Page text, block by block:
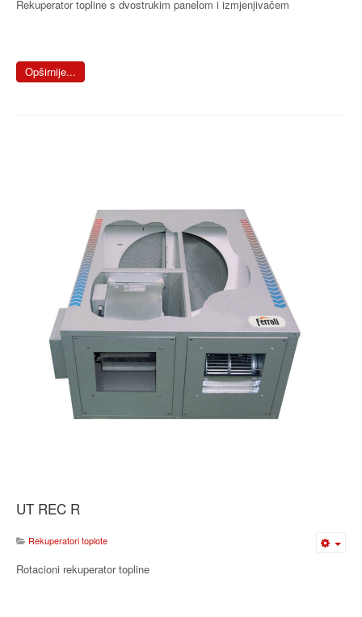
Rekuperator topline s dvostrukim panelom i izmjenjivačem
Opširnije...
UT REC R
Rekuperatori toplote
Rotacioni rekuperator topline